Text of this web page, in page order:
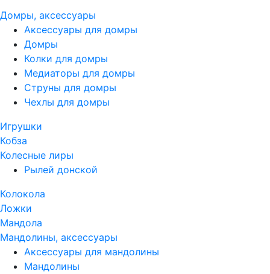
Домры, аксессуары
Аксессуары для домры
Домры
Колки для домры
Медиаторы для домры
Струны для домры
Чехлы для домры
Игрушки
Кобза
Колесные лиры
Рылей донской
Колокола
Ложки
Мандола
Мандолины, аксессуары
Аксессуары для мандолины
Мандолины